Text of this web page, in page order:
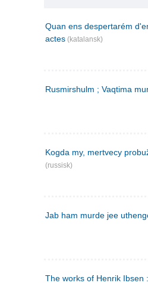
Quan ens despertarém
actes (katalansk)
Rusmirshulm ; Vaqtima
Kogda my, mertvecy
(russisk)
Jab ham murde jee
The works of Henrik Ibsen